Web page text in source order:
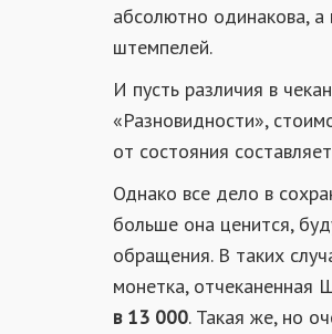
абсолютно одинакова, а
штемпелей.
И пусть различия в
«Разновидности»,
от состояния составляет
Однако все дело в
больше она ценится,
обращения. В таких
монетка, отчеканенная
в 13 000. Такая же, но